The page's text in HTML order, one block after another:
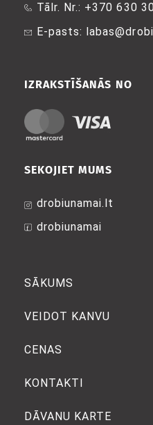
lapā
SĀKUMS
VEIDOT KANVU
CENAS
KONTAKTI
DĀVANU KARTE
SEKOJIET MUMS
drobiunamai.lt
drobiunamai
IZRAKSTĪŠANĀS NO
Tālr. Nr.: +370 630
E-pasts: